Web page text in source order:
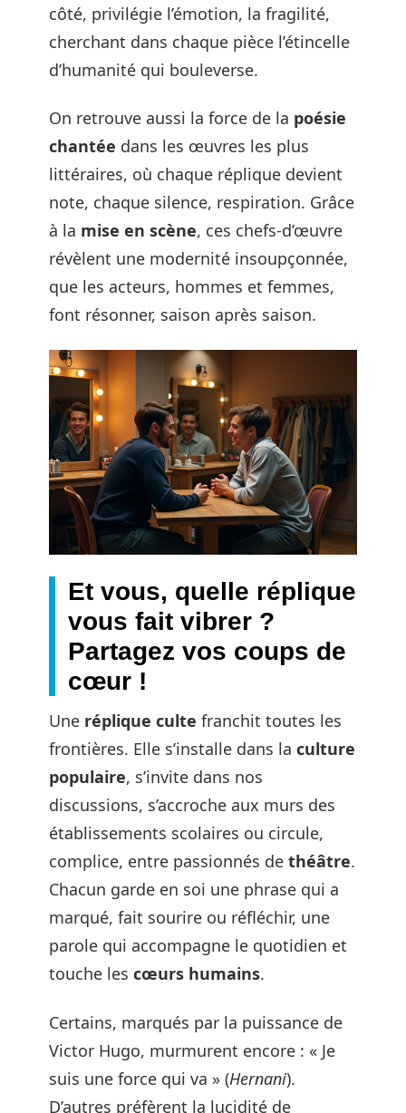
côté, privilégie l’émotion, la fragilité,
cherchant dans chaque pièce l’étincelle
d’humanité qui bouleverse.
On retrouve aussi la force de la poésie
chantée dans les œuvres les plus
littéraires, où chaque réplique devient
note, chaque silence, respiration. Grâce
à la mise en scène, ces chefs-d’œuvre
révèlent une modernité insoupçonnée,
que les acteurs, hommes et femmes,
font résonner, saison après saison.
Et vous, quelle réplique
vous fait vibrer ?
Partagez vos coups de
cœur !
Une réplique culte franchit toutes les
frontières. Elle s’installe dans la culture
populaire, s’invite dans nos
discussions, s’accroche aux murs des
établissements scolaires ou circule,
complice, entre passionnés de théâtre.
Chacun garde en soi une phrase qui a
marqué, fait sourire ou réfléchir, une
parole qui accompagne le quotidien et
touche les cœurs humains.
Certains, marqués par la puissance de
Victor Hugo, murmurent encore : « Je
suis une force qui va » (Hernani).
D’autres préfèrent la lucidité de